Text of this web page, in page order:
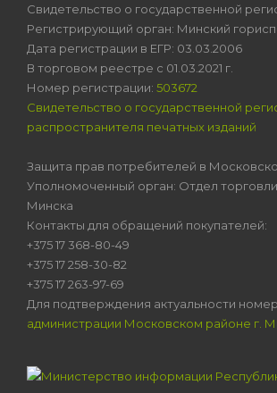
Свидетельство о государственной
Регистрирующий орган: Минский
Дата регистрации в ЕГР: 03.03.2006
В торговом реестре с 01.03.2021 г.
Номер регистрации: 503672
Свидетельство о государственной
распространителя печатных изданий
Защита прав потребителей в
Уполномоченный орган: Отдел
Минска
Контакты для обращений покупателей:
+375 17 368-80-49
+375 17 258-30-82
+375 17 263-97-69
Для подтверждения актуальности
администрации Московском районе г.